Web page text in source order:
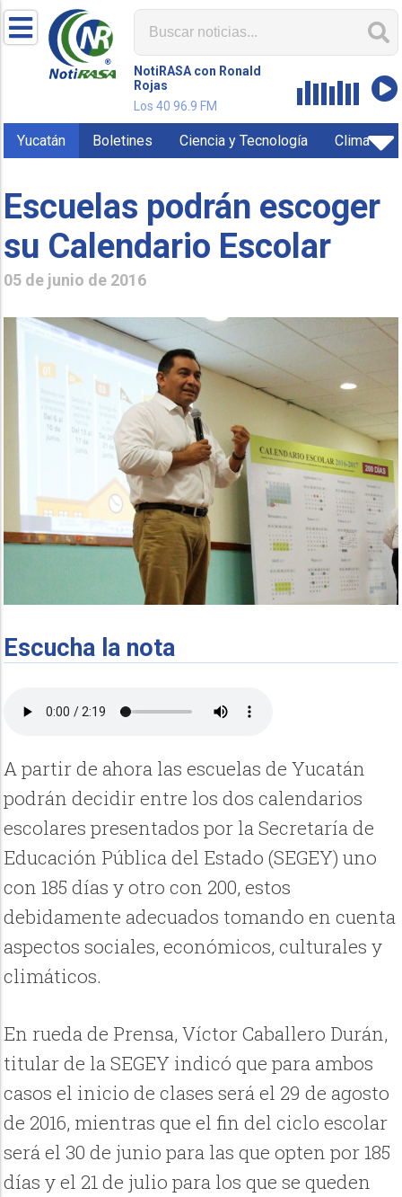
NotiRASA con Ronald
Rojas
Los 40 96.9 FM
Yucatán Boletines Ciencia y Tecnología Clima
Escuelas podrán escoger
su Calendario Escolar
05 de junio de 2016
Escucha la nota
A partir de ahora las escuelas de Yucatán
podrán decidir entre los dos calendarios
escolares presentados por la Secretaría de
Educación Pública del Estado (SEGEY) uno
con 185 días y otro con 200, estos
debidamente adecuados tomando en cuenta
aspectos sociales, económicos, culturales y
climáticos.
En rueda de Prensa, Víctor Caballero Durán,
titular de la SEGEY indicó que para ambos
casos el inicio de clases será el 29 de agosto
de 2016, mientras que el fin del ciclo escolar
será el 30 de junio para las que opten por 185
días y el 21 de julio para los que se queden